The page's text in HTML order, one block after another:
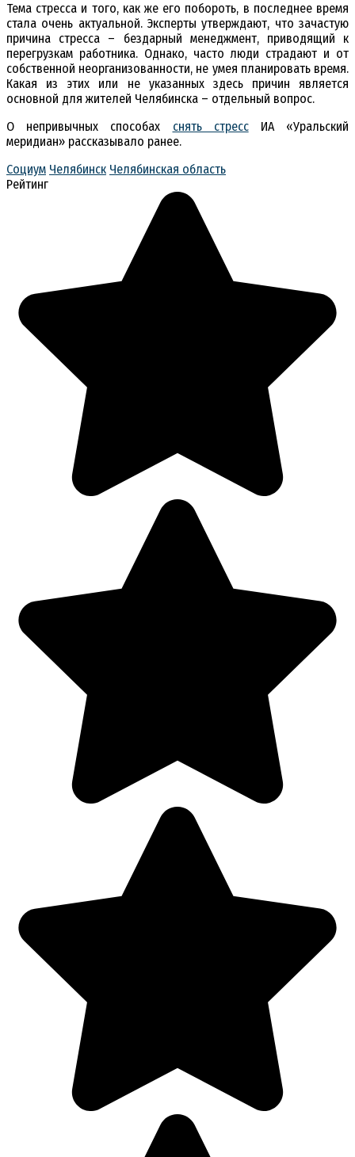
Тема стресса и того, как же его побороть, в последнее время
стала очень актуальной. Эксперты утверждают, что зачастую
причина стресса – бездарный менеджмент, приводящий к
перегрузкам работника. Однако, часто люди страдают и от
собственной неорганизованности, не умея планировать время.
Какая из этих или не указанных здесь причин является
основной для жителей Челябинска – отдельный вопрос.
О непривычных способах снять стрессИА «Уральский
меридиан» рассказывало ранее.
Социум Челябинск Челябинская область
Рейтинг